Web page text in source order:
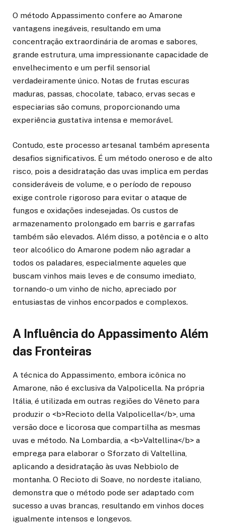
O método Appassimento confere ao Amarone
vantagens inegáveis, resultando em uma
concentração extraordinária de aromas e sabores,
grande estrutura, uma impressionante capacidade de
envelhecimento e um perfil sensorial
verdadeiramente único. Notas de frutas escuras
maduras, passas, chocolate, tabaco, ervas secas e
especiarias são comuns, proporcionando uma
experiência gustativa intensa e memorável.
Contudo, este processo artesanal também apresenta
desafios significativos. É um método oneroso e de alto
risco, pois a desidratação das uvas implica em perdas
consideráveis de volume, e o período de repouso
exige controle rigoroso para evitar o ataque de
fungos e oxidações indesejadas. Os custos de
armazenamento prolongado em barris e garrafas
também são elevados. Além disso, a potência e o alto
teor alcoólico do Amarone podem não agradar a
todos os paladares, especialmente aqueles que
buscam vinhos mais leves e de consumo imediato,
tornando-o um vinho de nicho, apreciado por
entusiastas de vinhos encorpados e complexos.
A Influência do Appassimento Além
das Fronteiras
A técnica do Appassimento, embora icônica no
Amarone, não é exclusiva da Valpolicella. Na própria
Itália, é utilizada em outras regiões do Vêneto para
produzir o <b>Recioto della Valpolicella</b>, uma
versão doce e licorosa que compartilha as mesmas
uvas e método. Na Lombardia, a <b>Valtellina</b> a
emprega para elaborar o Sforzato di Valtellina,
aplicando a desidratação às uvas Nebbiolo de
montanha. O Recioto di Soave, no nordeste italiano,
demonstra que o método pode ser adaptado com
sucesso a uvas brancas, resultando em vinhos doces
igualmente intensos e longevos.